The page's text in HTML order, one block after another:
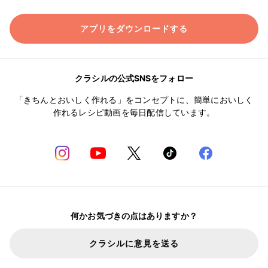
アプリをダウンロードする
クラシルの公式SNSをフォロー
「きちんとおいしく作れる」をコンセプトに、簡単においしく
作れるレシピ動画を毎日配信しています。
何かお気づきの点はありますか？
クラシルに意見を送る